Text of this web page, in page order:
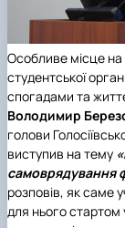
Особливе місце на
студентської
спогадами та
Володимир
голови
виступив на тему
самоврядування
розповів, як саме
для нього стартом